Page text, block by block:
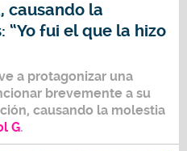
causando la
“Yo fui el que la hizo
a protagonizar una
brevemente a su
causando la molestia
G.